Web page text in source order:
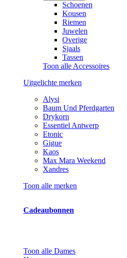
Schoenen
Kousen
Riemen
Juwelen
Overige
Sjaals
Tassen
Toon alle Accessoires
Uitgelichte merken
Alysi
Baum Und Pferdgarten
Drykorn
Essentiel Antwerp
Etonic
Gigue
Kaos
Max Mara Weekend
Xandres
Toon alle merken
Cadeaubonnen
Toon alle Dames